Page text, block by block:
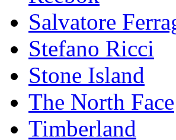
Salvatore
Stefano Ricci
Stоnе Islаnd
The North Face
Timberland